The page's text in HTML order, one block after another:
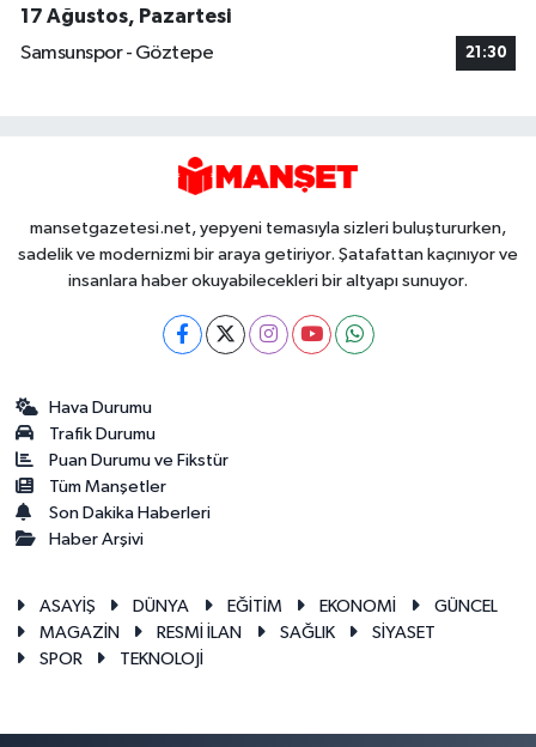
17 Ağustos, Pazartesi
Samsunspor - Göztepe
21:30
mansetgazetesi.net, yepyeni temasıyla sizleri buluştururken,
sadelik ve modernizmi bir araya getiriyor. Şatafattan kaçınıyor ve
insanlara haber okuyabilecekleri bir altyapı sunuyor.
Hava Durumu
Trafik Durumu
Puan Durumu ve Fikstür
Tüm Manşetler
Son Dakika Haberleri
Haber Arşivi
ASAYİŞ DÜNYA EĞİTİM EKONOMİ
GÜNCEL
MAGAZİN
RESMİ İLAN SAĞLIK
SİYASET
SPOR
TEKNOLOJİ